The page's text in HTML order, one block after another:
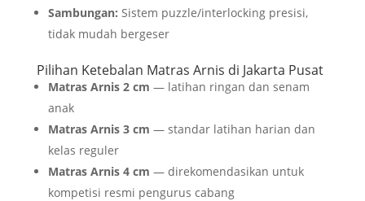
Sambungan: Sistem puzzle/interlocking presisi,
tidak mudah bergeser
Pilihan Ketebalan Matras Arnis di Jakarta Pusat
Matras Arnis 2 cm — latihan ringan dan senam
anak
Matras Arnis 3 cm — standar latihan harian dan
kelas reguler
Matras Arnis 4 cm — direkomendasikan untuk
kompetisi resmi pengurus cabang